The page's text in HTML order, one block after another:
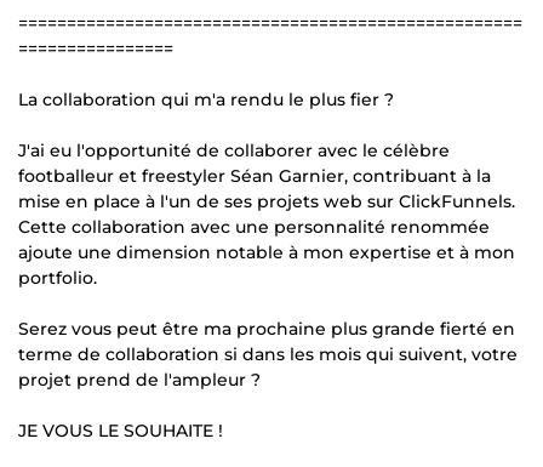
====================================================
================
La collaboration qui m'a rendu le plus fier ?
J'ai eu l'opportunité de collaborer avec le célèbre
footballeur et freestyler Séan Garnier, contribuant à la
mise en place à l'un de ses projets web sur ClickFunnels.
Cette collaboration avec une personnalité renommée
ajoute une dimension notable à mon expertise et à mon
portfolio.
Serez vous peut être ma prochaine plus grande fierté en
terme de collaboration si dans les mois qui suivent, votre
projet prend de l'ampleur ?
JE VOUS LE SOUHAITE !